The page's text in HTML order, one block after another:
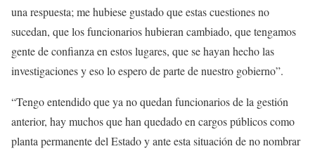
una respuesta; me hubiese gustado que estas cuestiones no
sucedan, que los funcionarios hubieran cambiado, que tengamos
gente de confianza en estos lugares, que se hayan hecho las
investigaciones y eso lo espero de parte de nuestro gobierno”.
“Tengo entendido que ya no quedan funcionarios de la gestión
anterior, hay muchos que han quedado en cargos públicos como
planta permanente del Estado y ante esta situación de no nombrar